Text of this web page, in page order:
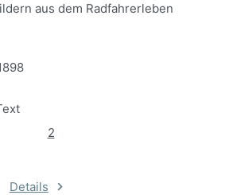
aus dem Radfahrerleben
2
Details